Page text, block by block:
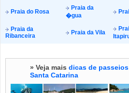
Praia do Rosa
Praia da
�gua
Praia da
Ribanceira
Praia da Vila
» Veja mais dicas de
Santa Catarina